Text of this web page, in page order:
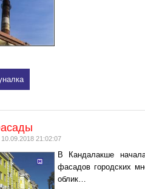
10.09.2018 21:02:07
В Кандалакше
фасадов городских
облик…